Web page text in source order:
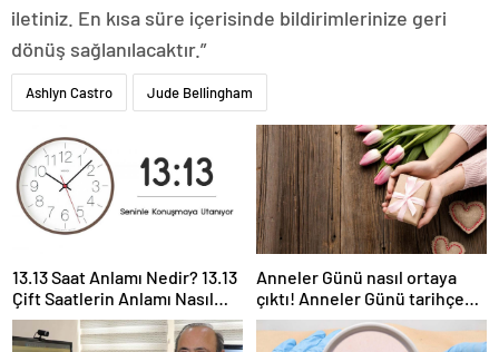
iletiniz. En kısa süre içerisinde bildirimlerinize geri
dönüş sağlanılacaktır.”
Ashlyn Castro Jude Bellingham
13.13 Saat Anlamı Nedir? 13.13
Çift Saatlerin Anlamı Nasıl
Yorumlanır?
Anneler Günü nasıl ortaya
çıktı! Anneler Günü tarihçesi!
Anneler Günü ilk kez ne
zaman kutlandı?